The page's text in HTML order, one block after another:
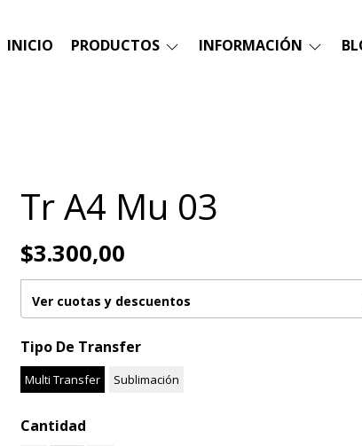
INICIO PRODUCTOS INFORMACIÓN
Tr A4 Mu 03
$3.300,00
Ver cuotas y descuentos
Tipo De Transfer
Multi Transfer Sublimación
Cantidad